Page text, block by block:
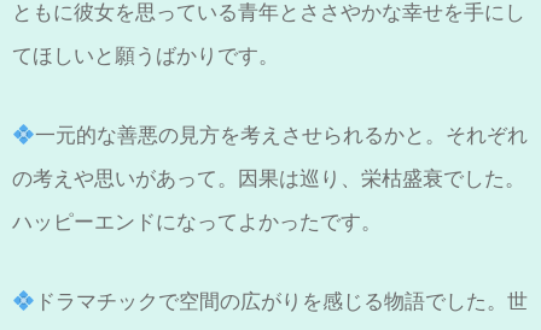
ともに彼女を思っている青年とささやかな幸せを手にし
てほしいと願うばかりです。
一元的な善悪の見方を考えさせられるかと。それぞれ
の考えや思いがあって。因果は巡り、栄枯盛衰でした。
ハッピーエンドになってよかったです。
ドラマチックで空間の広がりを感じる物語でした。世